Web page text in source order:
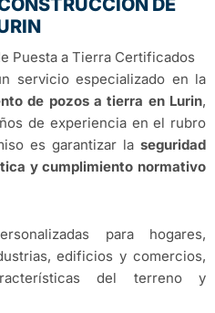
DE
Puesta a Tierra Certificados
servicio especializado en la
de pozos a tierra en Lurin,
de experiencia en el rubro
es garantizar la seguridad
y cumplimiento normativo
para hogares,
edificios y comercios,
del terreno y